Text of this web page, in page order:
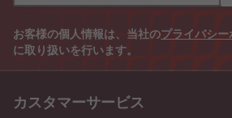
お客様の個人情報は、当社のプライバシー
に取り扱いを行います。
カスタマーサービス